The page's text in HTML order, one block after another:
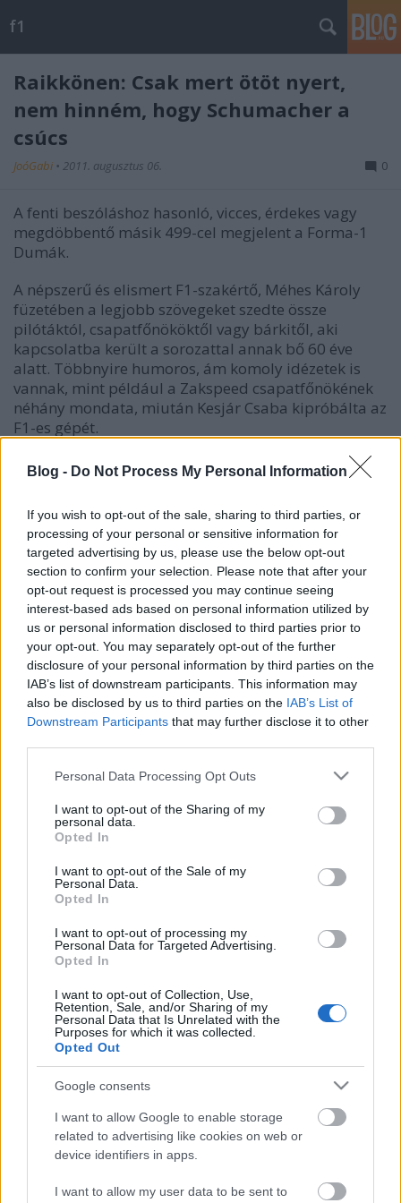
Blog - Do Not Process My Personal Information
If you wish to opt-out of the sale, sharing to third parties, or
processing of your personal or sensitive information for
targeted advertising by us, please use the below opt-out
section to confirm your selection. Please note that after your
opt-out request is processed you may continue seeing
interest-based ads based on personal information utilized by
us or personal information disclosed to third parties prior to
your opt-out. You may separately opt-out of the further
disclosure of your personal information by third parties on the
IAB’s list of downstream participants. This information may
also be disclosed by us to third parties on the IAB’s List of
Downstream Participants that may further disclose it to other
Please note that this website/app uses one or more Google
not limited to your visit or usage behaviour. You may click to
grant or deny consent to Google and its third-party tags to
use your data for below specified purposes in below Google
consent section.
Personal Data Processing Opt Outs
I want to opt-out of the Sharing of my
personal data.
Opted In
I want to opt-out of the Sale of my
Personal Data.
Opted In
I want to opt-out of processing my
Personal Data for Targeted Advertising.
Opted In
I want to opt-out of Collection, Use,
Retention, Sale, and/or Sharing of my
Personal Data that Is Unrelated with the
Purposes for which it was collected.
Opted Out
Google consents
I want to allow Google to enable storage
related to advertising like cookies on web or
device identifiers in apps.
I want to allow my user data to be sent to
f1
Raikkönen: Csak mert ötöt nyert,
nem hinném, hogy Schumacher a
csúcs
JoóGabi • 2011. augusztus 06. 0
A fenti beszóláshoz hasonló, vicces, érdekes vagy
megdöbbentő másik 499-cel megjelent a Forma-1
Dumák.
A népszerű és elismert F1-szakértő, Méhes Károly
füzetében a legjobb szövegeket szedte össze
pilótáktól, csapatfőnököktől vagy bárkitől, aki
kapcsolatba került a sorozattal annak bő 60 éve
alatt. Többnyire humoros, ám komoly idézetek is
vannak, mint például a Zakspeed csapatfőnökének
néhány mondata, miután Kesjár Csaba kipróbálta az
F1-es gépét.
Megszólal Michael Schumacher, Flavio Briatore, Jim
Clark, Juan Manuel Fangio, Alain Prost, Ayrton Senna
Lotus nagyon korán meghalt tervezőzsenije is. Talán
az ő szavai jellemzik legjobban, miről szól az F1:
"Amikor először nyersz, mindenki szeret. Nyerj
másodszor is, mindenki utálni fog".
(A Forma-1 Dumák c. könyv már a boltokban,
beszólásonként mindössze négy forintért.)